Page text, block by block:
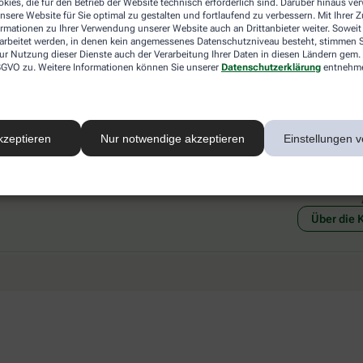
die für den Betrieb der Website technisch erforderlich sind. Darüber hinaus
Website für Sie optimal zu gestalten und fortlaufend zu verbessern. Mit Ihrer
zu Ihrer Verwendung unserer Website auch an Drittanbieter weiter. Soweit
werden, in denen kein angemessenes Datenschutzniveau besteht, stimmen
Nutzung dieser Dienste auch der Verarbeitung Ihrer Daten in diesen Ländern
zu. Weitere Informationen können Sie unserer Datenschutzerklärung
Nur notwendige akzeptieren Einstellungen
einer anderen akzeptierten
Ihrer Apotheke vor Ort.
Abholung in der Apotheke
Botendienstlieferung
Über die